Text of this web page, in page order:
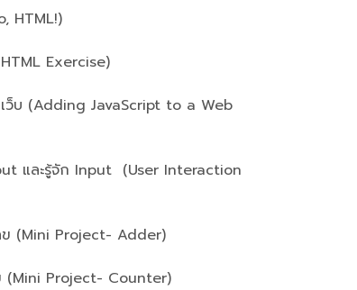
HTML!)
Exercise)
บ (Adding JavaScript to a Web
และรู้จัก Input (User Interaction
(Mini Project- Adder)
Project- Counter)